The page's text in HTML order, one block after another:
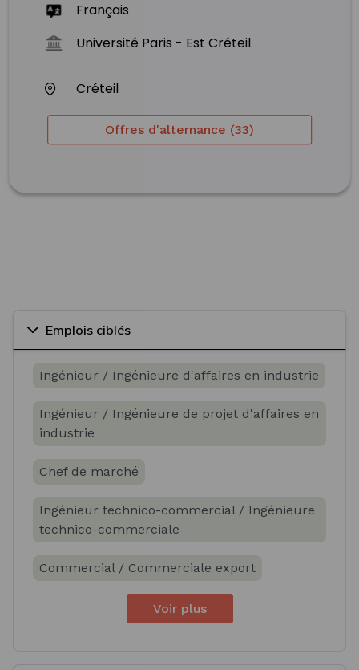
Français
Université Paris - Est Créteil
Créteil
Offres d'alternance (33)
Emplois ciblés
Ingénieur / Ingénieure d'affaires en industrie
Ingénieur / Ingénieure de projet d'affaires en
industrie
Chef de marché
Ingénieur technico-commercial / Ingénieure
technico-commerciale
Commercial / Commerciale export
Voir plus